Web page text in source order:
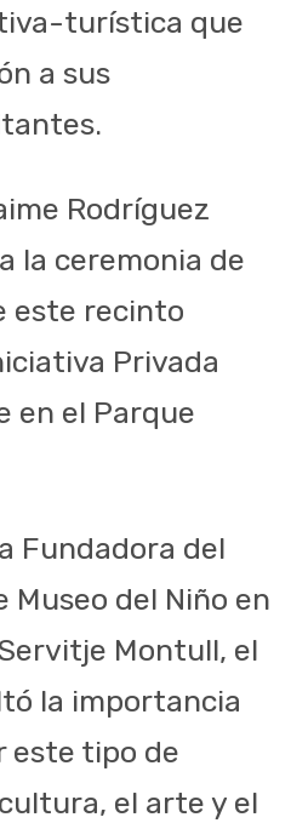
turística que
a sus
Rodríguez
la ceremonia de
este recinto
Privada
en el Parque
Fundadora del
del Niño en
Montull, el
la importancia
este tipo de
el arte y el